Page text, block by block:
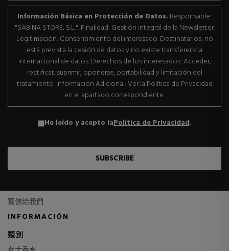
Información Básica en Protección de Datos. Responsable:
"SABINA STORE, S.L.". Finalidad: Gestión integral de la Newsletter.
Legitimación: Consentimiento del interesado. Destinatarios: no
está prevista la cesión de datos y no existe transferencia
internacional de datos. Derechos de los interesados: Acceder,
rectificar, suprimir, oponerse, portabilidad y limitación del
tratamiento. Información Adicional: Ver la Política de Privacidad
en el apartado correspondiente.
He leído y acepto laPolítica de Privacidad.
SUBSCRIBE
寫信給我們
INFORMACIÓN
類別